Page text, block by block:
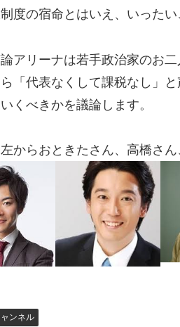
度の宿命とはいえ、いった
アリーナは若手政治家のお
「代表なくして課税なし」
くべきかを議論します。
左からおときたさん、高橋さん
ンネル